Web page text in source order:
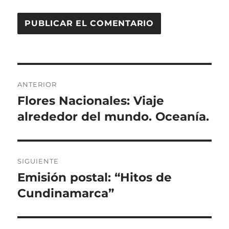
de
entradas
ANTERIOR
Entrada
anterior:
Flores Nacionales: Viaje
alrededor del mundo. Oceanía.
SIGUIENTE
Entrada
siguiente:
Emisión postal: “Hitos de
Cundinamarca”